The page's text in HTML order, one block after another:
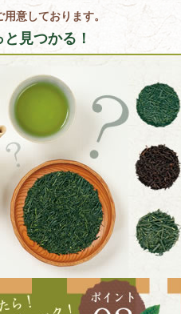
意しております。
見つかる！